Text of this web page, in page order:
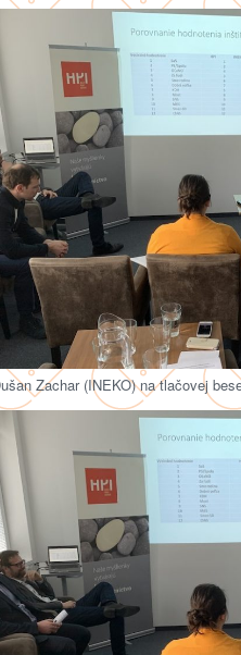
Zachar (INEKO) na tlačovej